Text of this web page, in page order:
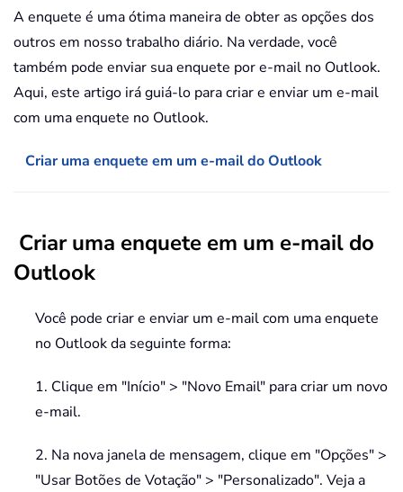
A enquete é uma ótima maneira de obter as opções dos
outros em nosso trabalho diário. Na verdade, você
também pode enviar sua enquete por e-mail no Outlook.
Aqui, este artigo irá guiá-lo para criar e enviar um e-mail
com uma enquete no Outlook.
Criar uma enquete em um e-mail do Outlook
Criar uma enquete em um e-mail do
Outlook
Você pode criar e enviar um e-mail com uma enquete
no Outlook da seguinte forma:
1. Clique em "Início" > "Novo Email" para criar um novo
e-mail.
2. Na nova janela de mensagem, clique em "Opções" >
"Usar Botões de Votação" > "Personalizado". Veja a